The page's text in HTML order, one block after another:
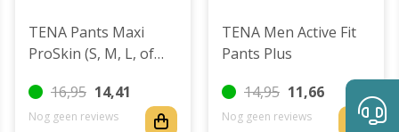
TENA Pants Maxi
ProSkin (S, M, L, of
16,95 14,41
Nog geen reviews
TENA Men Active Fit
Pants Plus
14,95 11,66
Nog geen reviews